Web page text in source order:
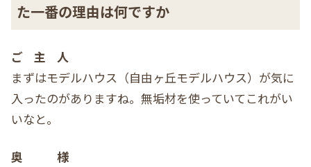
た一番の理由は何ですか
ご主人
まずはモデルハウス（自由ヶ丘モデルハウス）が気に
入ったのがありますね。無垢材を使っていてこれがい
いなと。
奥様